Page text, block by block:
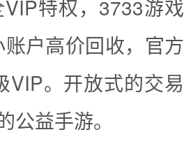
特权，3733游戏
户高价回收，官方
。开放式的交易
益手游。